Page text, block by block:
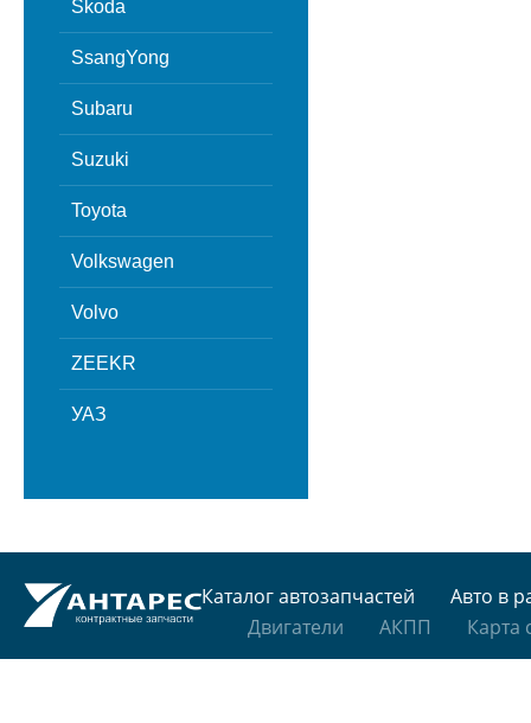
Skoda
SsangYong
Subaru
Suzuki
Toyota
Volkswagen
Volvo
ZEEKR
УАЗ
Каталог автозапчастей
Авто в
Двигатели
АКПП Карта